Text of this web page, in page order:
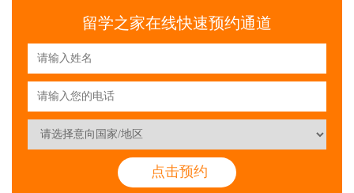
留学之家在线快速预约通道